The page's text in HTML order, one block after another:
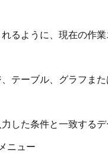
るように、現在の作業
テーブル、グラフまた
した条件と一致する
メニュー